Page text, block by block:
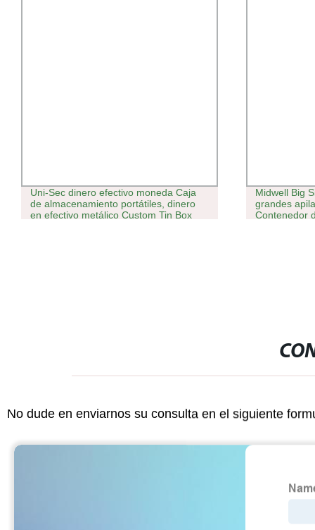
Uni-Sec dinero efectivo moneda Caja
de almacenamiento portátiles, dinero
en efectivo metálico Custom Tin Box
Midwell Big
grandes
Contenedor
No dude en enviarnos su consulta en el siguiente